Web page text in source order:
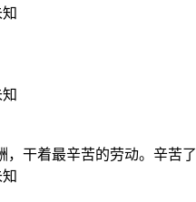
知
知
，干着最辛苦的劳动。辛苦了
知